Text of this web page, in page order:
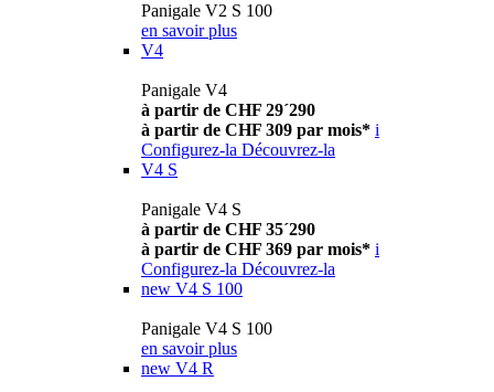
Panigale V2 S 100
en savoir plus
V4
Panigale V4
à partir de CHF 29´290
à partir de CHF 309 par mois* i
Configurez-la Découvrez-la
V4 S
Panigale V4 S
à partir de CHF 35´290
à partir de CHF 369 par mois* i
Configurez-la Découvrez-la
new V4 S 100
Panigale V4 S 100
en savoir plus
new V4 R